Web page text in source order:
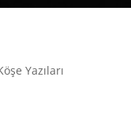
Yazıları